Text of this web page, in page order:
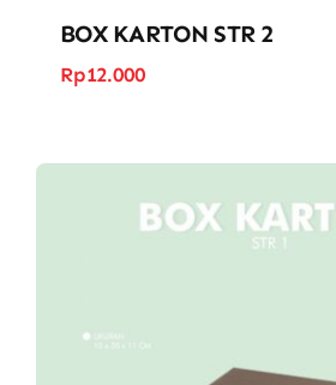
BOX KARTON STR 2
Rp12.000